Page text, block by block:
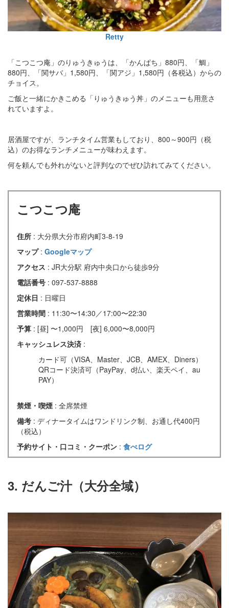
Retty
「こつこつ庵」のりゅうきゅうは、「かんぱち」880円、「鯛」
880円、「関サバ」1,580円、「関アジ」1,580円（各税込）からの
チョイス。
ご飯と一緒にかきこめる「りゅうきゅう丼」のメニューも用意さ
れていますよ。
居酒屋ですが、ランチタイム営業もしており、800～900円（税
込）のお得なランチメニューが味わえます。
何を頼んでも外れがないと評判なのでぜひ訪れてみてください。
こつこつ庵
住所 : 大分県大分市府内町3-8-19
マップ : Googleマップ
アクセス : JR大分駅 府内中央口から徒歩9分
電話番号 : 097-537-8888
定休日 : 日曜日
営業時間 : 11:30〜14:30／17:00〜22:30
予算 : [昼] 〜1,000円 [夜] 6,000〜8,000円
キャッシュレス決済 :
カード可（VISA、Master、JCB、AMEX、Diners）
QRコード決済可（PayPay、d払い、楽天ペイ、au
PAY）
禁煙・喫煙 : 全席禁煙
備考 : ディナータイムはワンドリンク制、お通し代400円
（税込）
予約サイト・口コミ・クーポン : 食べログ
3. だんご汁（大分全域）